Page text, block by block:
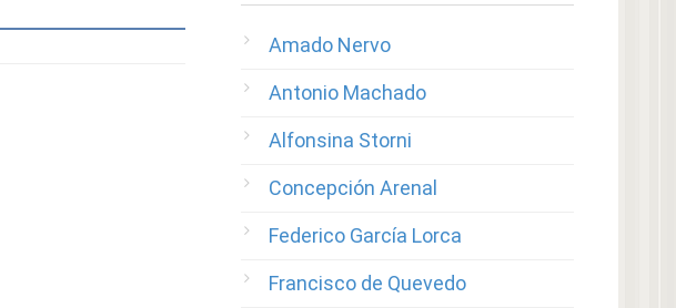
Amado Nervo
Antonio Machado
Alfonsina Storni
Concepción Arenal
Federico García Lorca
Francisco de Quevedo